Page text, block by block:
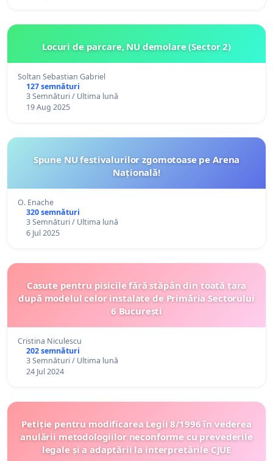
Locuri de parcare, NU demolare (Sector 2)
Soltan Sebastian Gabriel
127 semnături
3 Semnături / Ultima lună
19 Aug 2025
Spune NU festivalurilor zgomotoase pe Arena
Națională!
O. Enache
320 semnături
3 Semnături / Ultima lună
6 Jul 2025
Casute pentru pisicile fără stăpân din toată țara
după modelul celor instalate de Primăria Sectorului
6 București
Cristina Niculescu
202 semnături
3 Semnături / Ultima lună
24 Jul 2024
Petiție pentru modificarea Legii 8/1996 în vederea
anulării metodologiilor neconforme cu prevederile
legale și a adaptării la interpretările CJUE